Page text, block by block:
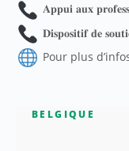
𝐀𝐩𝐩𝐮𝐢 𝐚𝐮𝐱
𝐃𝐢𝐬𝐩𝐨𝐬𝐢𝐭𝐢𝐟 𝐝𝐞
Pour plus
BELGIQUE